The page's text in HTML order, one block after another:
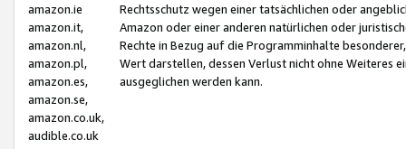
amazon.ie
amazon.it,
amazon.nl,
amazon.pl,
amazon.es,
amazon.se,
amazon.co.uk,
audible.co.uk
Rechtsschutz wegen einer tatsächlichen oder
Amazon oder einer anderen natürlichen oder
Rechte in Bezug auf die Programminhalte
Wert darstellen, dessen Verlust nicht ohne Weiteres
ausgeglichen werden kann.